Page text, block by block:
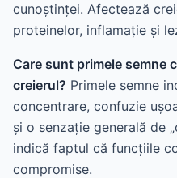
cunoștinței. Afectează
proteinelor, inflamație și
Care sunt primele semne
creierul? Primele semne
concentrare, confuzie
și o senzație generală de
indică faptul că funcțiile
compromise.